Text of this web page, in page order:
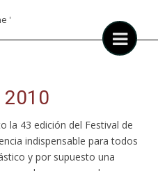
'
2010
la 43 edición del Festival de
indispensable para todos
y por supuesto una